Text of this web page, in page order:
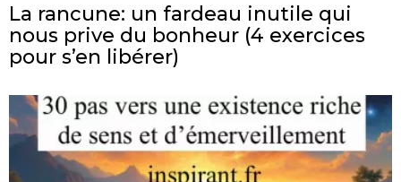
La rancune: un fardeau inutile qui
nous prive du bonheur (4 exercices
pour s’en libérer)